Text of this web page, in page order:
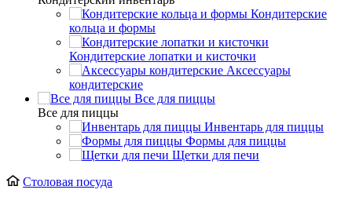
Кондитерские
кольца и формы
Кондитерские лопатки и кисточки
Аксессуары
кондитерские
Все для пиццы
Все для пиццы
Инвентарь для пиццы
Формы для пиццы
Щетки для печи
Столовая посуда